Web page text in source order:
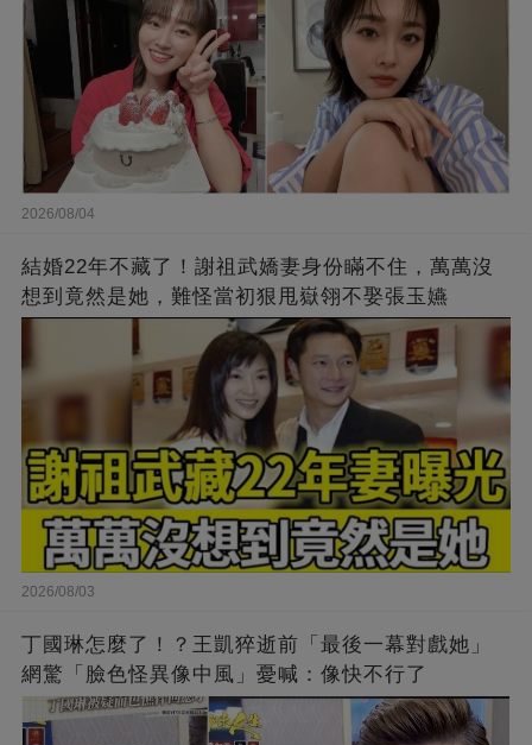
2026/08/04
結婚22年不藏了！謝祖武嬌妻身份瞞不住，萬萬沒
想到竟然是她，難怪當初狠甩嶽翎不娶張玉嬿
2026/08/03
丁國琳怎麼了！？王凱猝逝前「最後一幕對戲她」
網驚「臉色怪異像中風」憂喊：像快不行了